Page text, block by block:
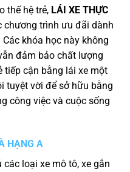
thế hệ trẻ, LÁI XE THỰC
chương trình ưu đãi dành
khóa học này không
đảm bảo chất lượng
tiếp cận bằng lái xe một
tuyệt vời để sở hữu bằng
công việc và cuộc sống
HẠNG A
loại xe mô tô, xe gắn